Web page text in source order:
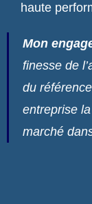
haute
Mon
finesse de
du
entreprise
marché